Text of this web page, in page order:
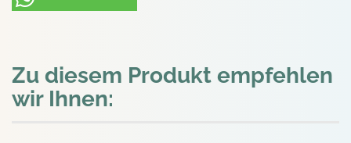
Zu diesem Produkt empfehlen
wir Ihnen: